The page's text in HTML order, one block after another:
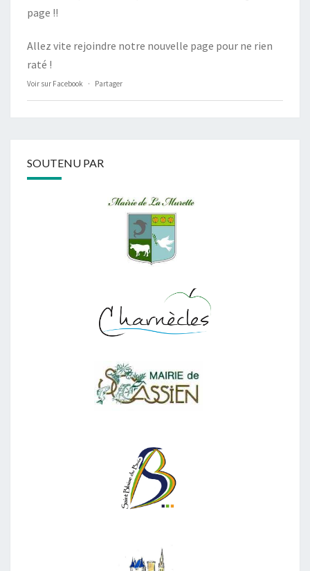
page !!
Allez vite rejoindre notre nouvelle page pour ne rien
raté !
Voir sur Facebook · Partager
SOUTENU PAR